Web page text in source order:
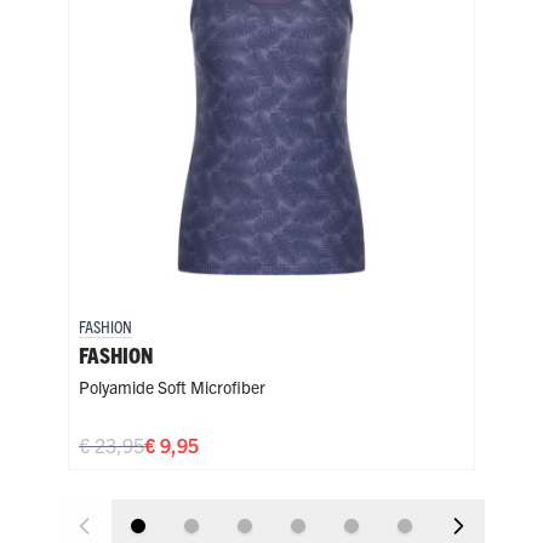
FASHION
FASHION
Polyamide Soft Microfiber
€ 9,95
€ 23,95